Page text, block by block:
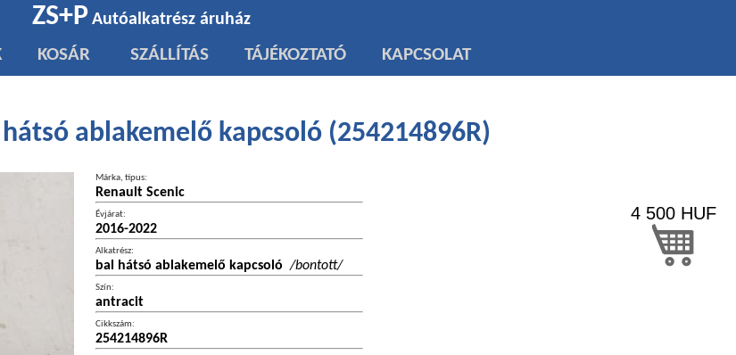
ZS+P Autóalkatrész áruház
KOSÁR SZÁLLÍTÁS TÁJÉKOZTATÓ KAPCSOLAT
ablakemelő kapcsoló (254214896R)
Márka, típus:
Renault Scenic
Évjárat:
2016-2022
Alkatrész:
bal hátsó ablakemelő kapcsoló/bontott/
Szín:
antracit
Cikkszám:
254214896R
4 500 HUF